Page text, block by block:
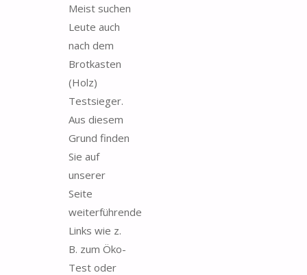
Meist suchen
Leute auch
nach dem
Brotkasten
(Holz)
Testsieger.
Aus diesem
Grund finden
Sie auf
unserer
Seite
weiterführende
Links wie z.
B. zum Öko-
Test oder